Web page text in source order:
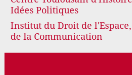
Idées Politiques
Institut du Droit de
de la Communication